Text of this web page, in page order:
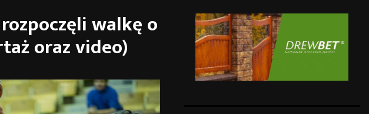
walkę o
oraz video)